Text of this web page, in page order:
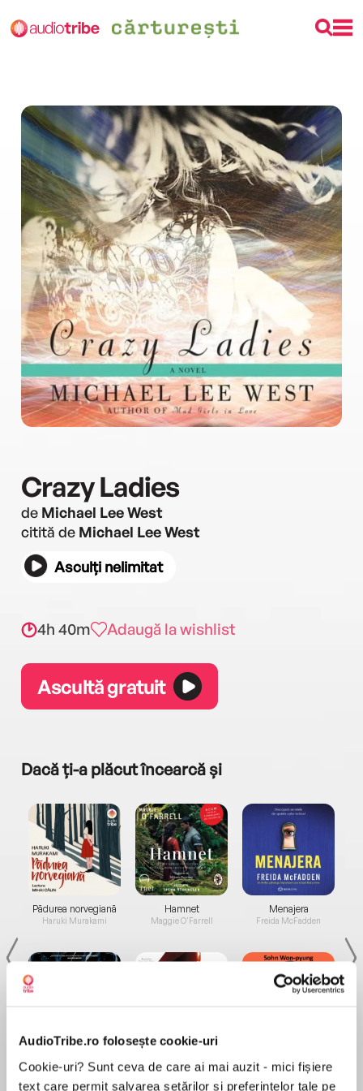
AudioTribe.ro folosește cookie-uri
Cookie-uri? Sunt ceva de care ai mai auzit - mici fișiere
text care permit salvarea setărilor și preferințelor tale pe
Crazy Ladies
de Michael Lee West
citită de Michael Lee West
Asculți nelimitat
4h 40m Adaugă la wishlist
Ascultă gratuit
Dacă ți-a plăcut încearcă și
Pădurea norvegiană
Haruki Murakami
de...
Dani Francis
Hamnet
Maggie O'Farrell
la...
Lauren Weisberger
Menajera
Freida McFadden
Sohn Won-pyung